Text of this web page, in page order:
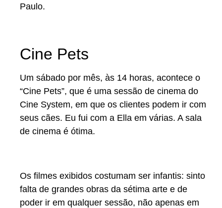
Paulo.
Cine Pets
Um sábado por mês, às 14 horas, acontece o
“Cine Pets”, que é uma sessão de cinema do
Cine System, em que os clientes podem ir com
seus cães. Eu fui com a Ella em várias. A sala
de cinema é ótima.
Os filmes exibidos costumam ser infantis: sinto
falta de grandes obras da sétima arte e de
poder ir em qualquer sessão, não apenas em